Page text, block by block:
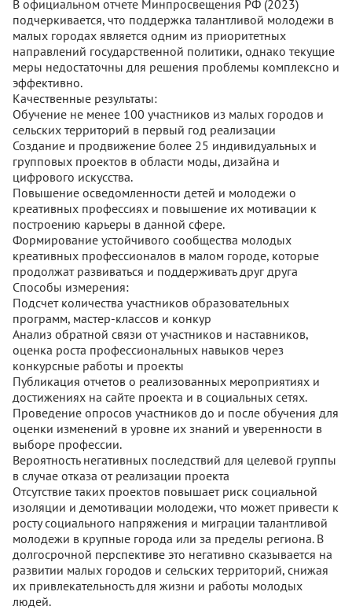
В официальном отчете Минпросвещения РФ (2023)
подчеркивается, что поддержка талантливой молодежи в
малых городах является одним из приоритетных
направлений государственной политики, однако текущие
меры недостаточны для решения проблемы комплексно и
эффективно.
Качественные результаты:
Обучение не менее 100 участников из малых городов и
сельских территорий в первый год реализации
Создание и продвижение более 25 индивидуальных и
групповых проектов в области моды, дизайна и
цифрового искусства.
Повышение осведомленности детей и молодежи о
креативных профессиях и повышение их мотивации к
построению карьеры в данной сфере.
Формирование устойчивого сообщества молодых
креативных профессионалов в малом городе, которые
продолжат развиваться и поддерживать друг друга
Способы измерения:
Подсчет количества участников образовательных
программ, мастер-классов и конкур
Анализ обратной связи от участников и наставников,
оценка роста профессиональных навыков через
конкурсные работы и проекты
Публикация отчетов о реализованных мероприятиях и
достижениях на сайте проекта и в социальных сетях.
Проведение опросов участников до и после обучения для
оценки изменений в уровне их знаний и уверенности в
выборе профессии.
Вероятность негативных последствий для целевой группы
в случае отказа от реализации проекта
Отсутствие таких проектов повышает риск социальной
изоляции и демотивации молодежи, что может привести к
росту социального напряжения и миграции талантливой
молодежи в крупные города или за пределы региона. В
долгосрочной перспективе это негативно сказывается на
развитии малых городов и сельских территорий, снижая
их привлекательность для жизни и работы молодых
людей.